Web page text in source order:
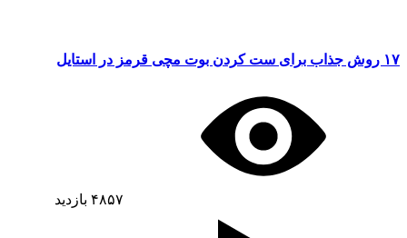
۱۷ روش جذاب برای ست کردن بوت مچی قرمز در استایل
۴۸۵۷ بازدید